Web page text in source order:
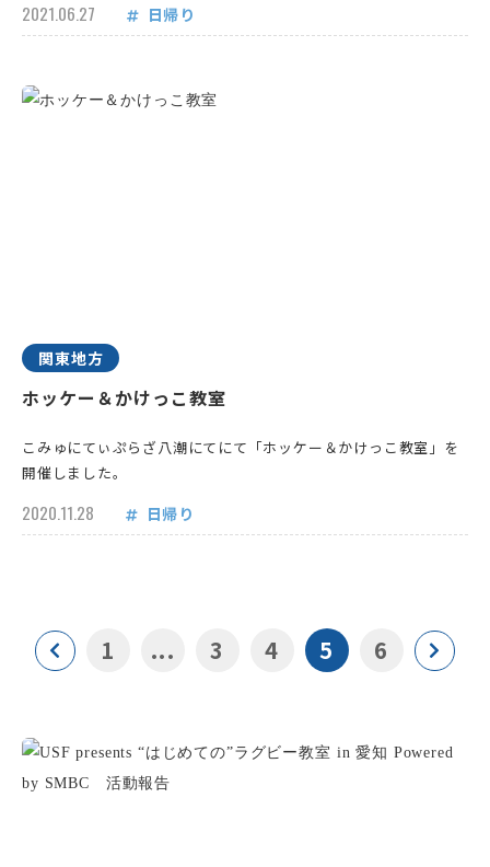
2021.06.27 日帰り
関東地方
ホッケー＆かけっこ教室
こみゅにてぃぷらざ八潮にてにて「ホッケー＆かけっこ教室」を
開催しました。
2020.11.28 日帰り
1 ... 3 4 5 6